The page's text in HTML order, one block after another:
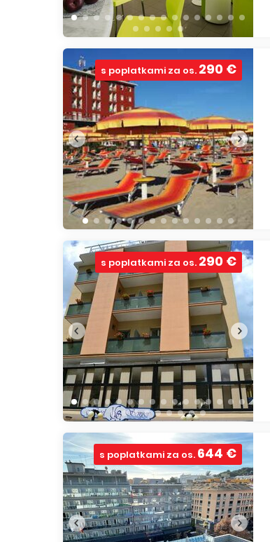
s poplatkami za os. 290 €
s poplatkami za os. 290 €
s poplatkami za os. 644 €